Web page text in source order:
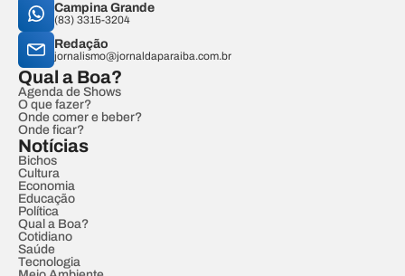
Campina Grande
(83) 3315-3204
Redação
jornalismo@jornaldaparaiba.com.br
Qual a Boa?
Agenda de Shows
O que fazer?
Onde comer e beber?
Onde ficar?
Notícias
Bichos
Cultura
Economia
Educação
Política
Qual a Boa?
Cotidiano
Saúde
Tecnologia